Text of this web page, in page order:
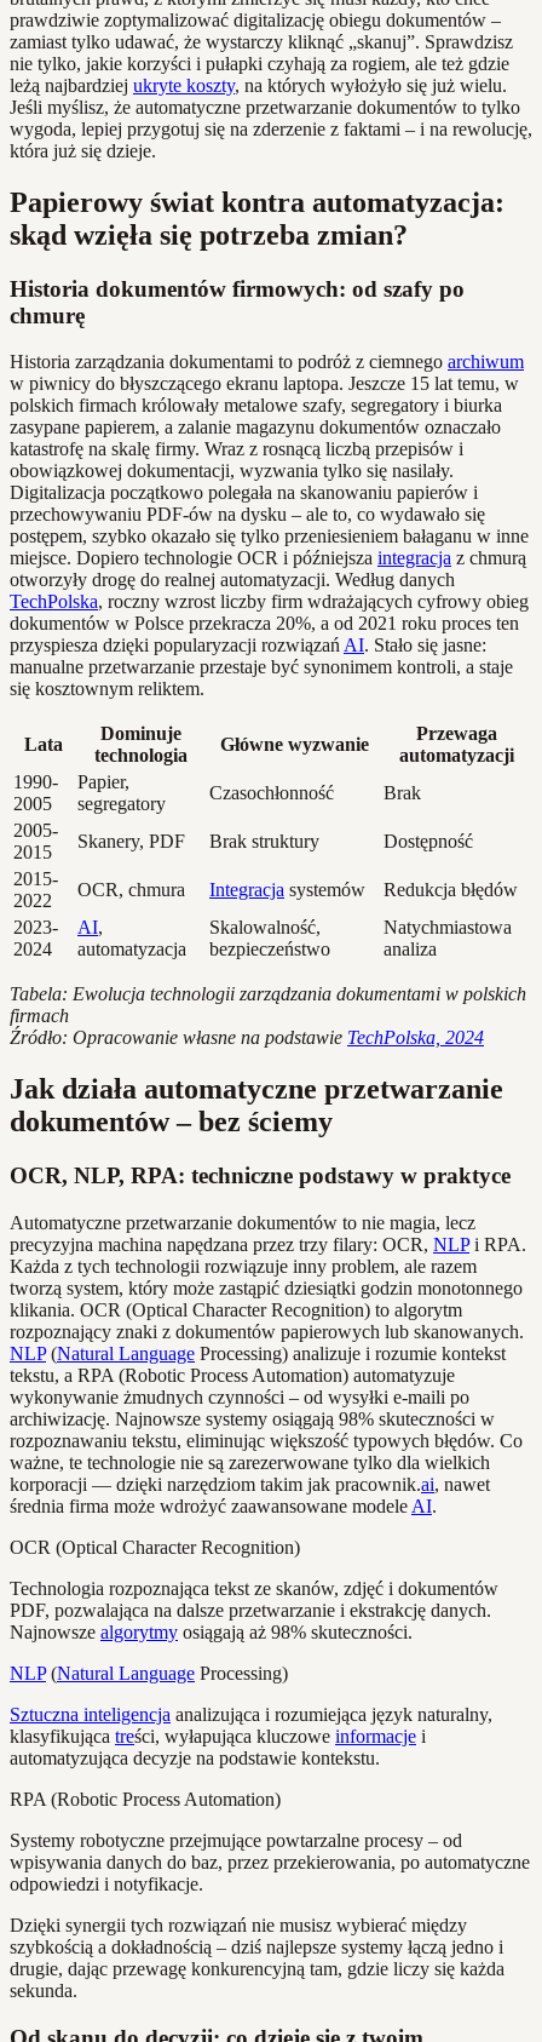
prawdziwie zoptymalizować digitalizację obiegu dokumentów –
zamiast tylko udawać, że wystarczy kliknąć „skanuj”. Sprawdzisz
nie tylko, jakie korzyści i pułapki czyhają za rogiem, ale też gdzie
leżą najbardziej ukryte koszty, na których wyłożyło się już wielu.
Jeśli myślisz, że automatyczne przetwarzanie dokumentów to tylko
wygoda, lepiej przygotuj się na zderzenie z faktami – i na rewolucję,
która już się dzieje.
Papierowy świat kontra automatyzacja:
skąd wzięła się potrzeba zmian?
Historia dokumentów firmowych: od szafy po
chmurę
Historia zarządzania dokumentami to podróż z ciemnego archiwum
w piwnicy do błyszczącego ekranu laptopa. Jeszcze 15 lat temu, w
polskich firmach królowały metalowe szafy, segregatory i biurka
zasypane papierem, a zalanie magazynu dokumentów oznaczało
katastrofę na skalę firmy. Wraz z rosnącą liczbą przepisów i
obowiązkowej dokumentacji, wyzwania tylko się nasilały.
Digitalizacja początkowo polegała na skanowaniu papierów i
przechowywaniu PDF-ów na dysku – ale to, co wydawało się
postępem, szybko okazało się tylko przeniesieniem bałaganu w inne
miejsce. Dopiero technologie OCR i późniejsza integracja z chmurą
otworzyły drogę do realnej automatyzacji. Według danych
TechPolska, roczny wzrost liczby firm wdrażających cyfrowy obieg
dokumentów w Polsce przekracza 20%, a od 2021 roku proces ten
przyspiesza dzięki popularyzacji rozwiązań AI. Stało się jasne:
manualne przetwarzanie przestaje być synonimem kontroli, a staje
się kosztownym reliktem.
Lata
Dominuje
technologia
Główne wyzwanie
Przewaga
automatyzacji
1990-
2005
Papier,
segregatory
Czasochłonność
Brak
2005-
2015
Skanery, PDF Brak struktury
Dostępność
2015-
2022
OCR, chmura Integracja systemów
Redukcja błędów
2023-
2024
AI,
automatyzacja
Skalowalność,
bezpieczeństwo
Natychmiastowa
analiza
Tabela: Ewolucja technologii zarządzania dokumentami w polskich
firmach
Źródło: Opracowanie własne na podstawie TechPolska, 2024
Jak działa automatyczne przetwarzanie
dokumentów – bez ściemy
OCR, NLP, RPA: techniczne podstawy w praktyce
Automatyczne przetwarzanie dokumentów to nie magia, lecz
precyzyjna machina napędzana przez trzy filary: OCR, NLPi RPA.
Każda z tych technologii rozwiązuje inny problem, ale razem
tworzą system, który może zastąpić dziesiątki godzin monotonnego
klikania. OCR (Optical Character Recognition) to algorytm
rozpoznający znaki z dokumentów papierowych lub skanowanych.
NLP(Natural Language Processing) analizuje i rozumie kontekst
tekstu, a RPA (Robotic Process Automation) automatyzuje
wykonywanie żmudnych czynności – od wysyłki e-maili po
archiwizację. Najnowsze systemy osiągają 98% skuteczności w
rozpoznawaniu tekstu, eliminując większość typowych błędów. Co
ważne, te technologie nie są zarezerwowane tylko dla wielkich
korporacji — dzięki narzędziom takim jak pracownik.ai, nawet
średnia firma może wdrożyć zaawansowane modele AI.
OCR (Optical Character Recognition)
Technologia rozpoznająca tekst ze skanów, zdjęć i dokumentów
PDF, pozwalająca na dalsze przetwarzanie i ekstrakcję danych.
Najnowsze algorytmy osiągają aż 98% skuteczności.
NLP(Natural Language Processing)
Sztuczna inteligencja analizująca i rozumiejąca język naturalny,
klasyfikująca treści, wyłapująca kluczowe informacje i
automatyzująca decyzje na podstawie kontekstu.
RPA (Robotic Process Automation)
Systemy robotyczne przejmujące powtarzalne procesy – od
wpisywania danych do baz, przez przekierowania, po automatyczne
odpowiedzi i notyfikacje.
Dzięki synergii tych rozwiązań nie musisz wybierać między
szybkością a dokładnością – dziś najlepsze systemy łączą jedno i
drugie, dając przewagę konkurencyjną tam, gdzie liczy się każda
sekunda.